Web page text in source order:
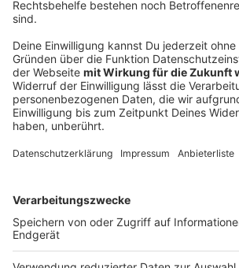
Präsentunterricht vorbei. Sie fordern
Präsenzunterricht in allen Klassen. Es
zwar umgedacht werden - der
Präsenzunterricht sei aber möglich.
Unterricht auf die Vor- und
ein Konzept für das digitale Lernen, da